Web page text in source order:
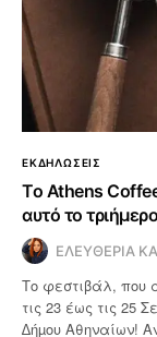
ΕΚΔΗΛΩΣΕΙΣ
Το Athens
αυτό το τριήμερο
ΕΛΕΥΘΕΡΙΑ
Το φεστιβάλ, που
τις 23 έως τις 25
∆ήµου Αθηναίων!